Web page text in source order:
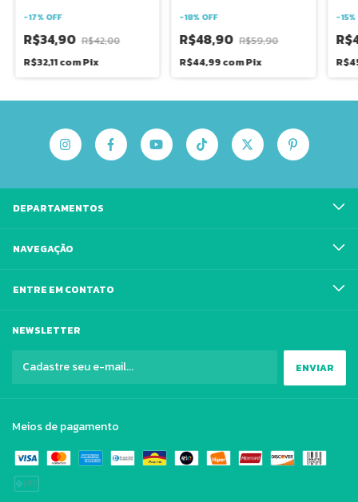
-17% OFF
R$34,90 R$42,00
R$32,11comPix
-18% OFF
R$48,90 R$59,90
R$44,99comPix
-15%
DEPARTAMENTOS
NAVEGAÇÃO
ENTRE EM CONTATO
NEWSLETTER
Meios de pagamento